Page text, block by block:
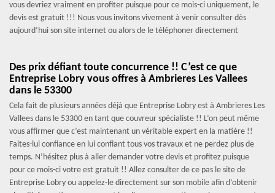
vous devriez vraiment en profiter puisque pour ce mois-ci uniquement, le
devis est gratuit !!! Nous vous invitons vivement à venir consulter dès
aujourd’hui son site internet ou alors de le téléphoner directement
Des prix défiant toute concurrence !! C’est ce que
Entreprise Lobry vous offres à Ambrieres Les Vallees
dans le 53300
Cela fait de plusieurs années déjà que Entreprise Lobry est à Ambrieres Les
Vallees dans le 53300 en tant que couvreur spécialiste !! L’on peut même
vous affirmer que c’est maintenant un véritable expert en la matière !!
Faites-lui confiance en lui confiant tous vos travaux et ne perdez plus de
temps. N’hésitez plus à aller demander votre devis et profitez puisque
pour ce mois-ci votre est gratuit !! Allez consulter de ce pas le site de
Entreprise Lobry ou appelez-le directement sur son mobile afin d’obtenir